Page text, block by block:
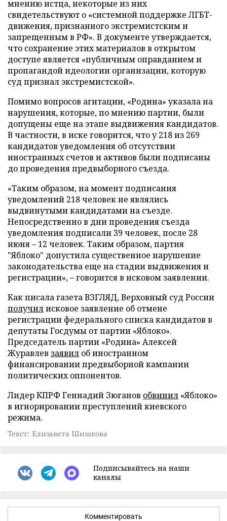
мнению истца, некоторые из них
свидетельствуют о «системной поддержке ЛГБТ-
движения, признанного экстремистским и
запрещенным в РФ». В документе утверждается,
что сохранение этих материалов в открытом
доступе является «публичным оправданием и
пропагандой идеологии организации, которую
суд признал экстремистской».
Помимо вопросов агитации, «Родина» указала на
нарушения, которые, по мнению партии, были
допущены еще на этапе выдвижения кандидатов.
В частности, в иске говорится, что у 218 из 269
кандидатов уведомления об отсутствии
иностранных счетов и активов были подписаны
до проведения предвыборного съезда.
«Таким образом, на момент подписания
уведомлений 218 человек не являлись
выдвинутыми кандидатами на съезде.
Непосредственно в дни проведения съезда
уведомления подписали 39 человек, после 28
июня – 12 человек. Таким образом, партия
"Яблоко" допустила существенное нарушение
законодательства еще на стадии выдвижения и
регистрации», – говорится в исковом заявлении.
Как писала газета ВЗГЛЯД, Верховный суд России
получилисковое заявление об отмене
регистрации федерального списка кандидатов в
депутаты Госдумы от партии «Яблоко».
Председатель партии «Родина» Алексей
Журавлев заявил об иностранном
финансировании предвыборной кампании
политических оппонентов.
Лидер КПРФ Геннадий Зюганов обвинил «Яблоко»
в игнорировании преступлений киевского
режима.
Текст: Елизавета Шишкова
Подписывайтесь на наши
каналы
Комментировать